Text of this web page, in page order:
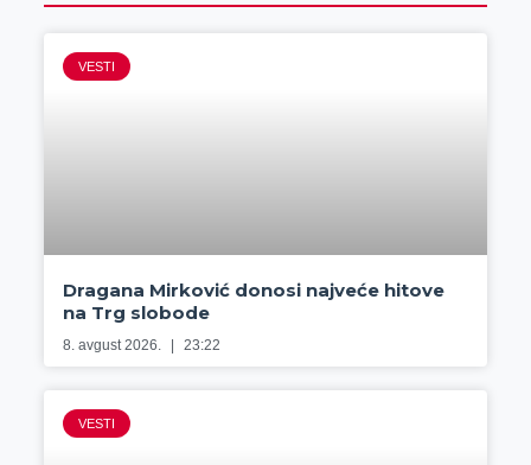
VESTI
Dragana Mirković donosi najveće hitove
na Trg slobode
8. avgust 2026. 23:22
VESTI